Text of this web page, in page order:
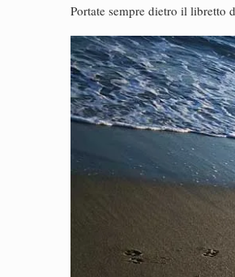
Portate sempre dietro il libretto